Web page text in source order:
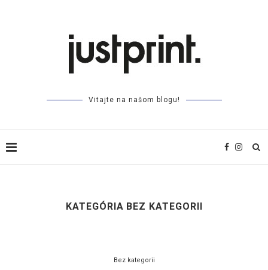
Vitajte na našom blogu!
KATEGÓRIA BEZ KATEGORII
Bez kategorii